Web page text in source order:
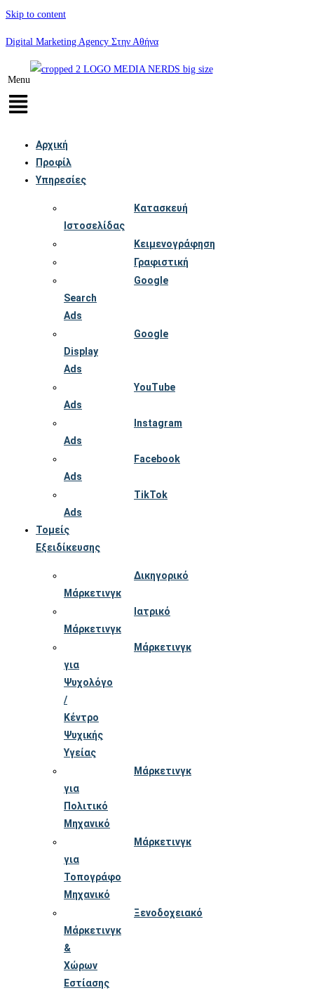
Skip to content
Digital Marketing Agency Στην Αθήνα
Menu
Αρχική
Προφίλ
Υπηρεσίες
Κατασκευή
Ιστοσελίδας
Κειμενογράφηση
Γραφιστική
Google
Search
Ads
Google
Display
Ads
YouTube
Ads
Instagram
Ads
Facebook
Ads
TikTok
Ads
Τομείς
Εξειδίκευσης
Δικηγορικό
Μάρκετινγκ
Ιατρικό
Μάρκετινγκ
Μάρκετινγκ
για
Ψυχολόγο
/
Κέντρο
Ψυχικής
Υγείας
Μάρκετινγκ
για
Πολιτικό
Μηχανικό
Μάρκετινγκ
για
Τοπογράφο
Μηχανικό
Ξενοδοχειακό
Μάρκετινγκ
&
Χώρων
Εστίασης